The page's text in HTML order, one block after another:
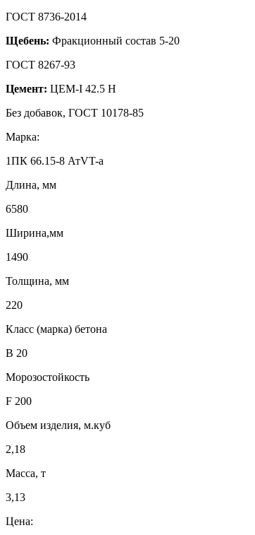
ГОСТ 8736-2014
Щебень: Фракционный состав 5-20
ГОСТ 8267-93
Цемент: ЦЕМ-I 42.5 Н
Без добавок, ГОСТ 10178-85
Марка:
1ПК 66.15-8 АтVT-a
Длина, мм
6580
Ширина,мм
1490
Толщина, мм
220
Класс (марка) бетона
В 20
Морозостойкость
F 200
Объем изделия, м.куб
2,18
Масса, т
3,13
Цена: